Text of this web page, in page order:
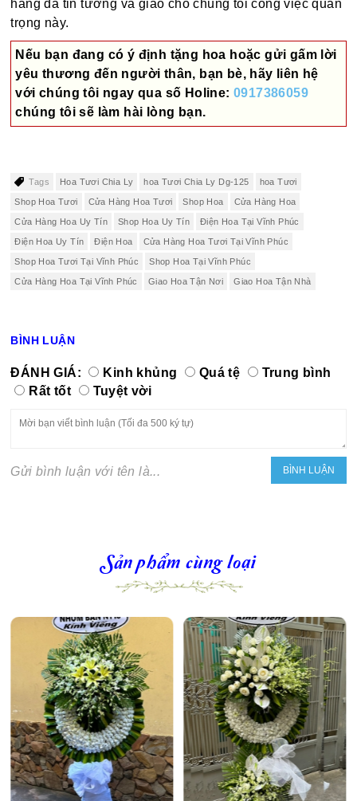
hàng đã tin tưởng và giao cho chúng tôi công việc quan
trọng này.
Nếu bạn đang có ý định tặng hoa hoặc gửi gấm lời
yêu thương đến người thân, bạn bè, hãy liên hệ
với chúng tôi ngay qua số Holine:0917386059
chúng tôi sẽ làm hài lòng bạn.
Tags Hoa Tươi Chia Ly hoa Tươi Chia Ly Dg-125 hoa Tươi
Shop Hoa Tươi Cửa Hàng Hoa Tươi Shop Hoa Cửa Hàng Hoa
Cửa Hàng Hoa Uy Tín Shop Hoa Uy Tín Điện Hoa Tại Vĩnh Phúc
Điện Hoa Uy Tín Điện Hoa Cửa Hàng Hoa Tươi Tại Vĩnh Phúc
Shop Hoa Tươi Tại Vĩnh Phúc Shop Hoa Tại Vĩnh Phúc
Cửa Hàng Hoa Tại Vĩnh Phúc Giao Hoa Tận Nơi Giao Hoa Tận Nhà
BÌNH LUẬN
ĐÁNH GIÁ: Kinh khủng Quá tệ
Trung bình
Rất tốt
Tuyệt vời
Gửi bình luận với tên là...
Sản phẩm cùng loại